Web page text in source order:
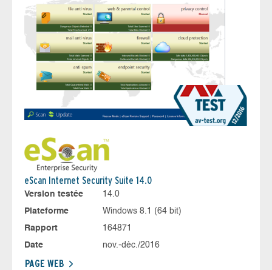
eScan Internet Security Suite 14.0
Version testée
14.0
Plateforme
Windows 8.1 (64 bit)
Rapport
164871
Date
nov.-déc./2016
PAGE WEB